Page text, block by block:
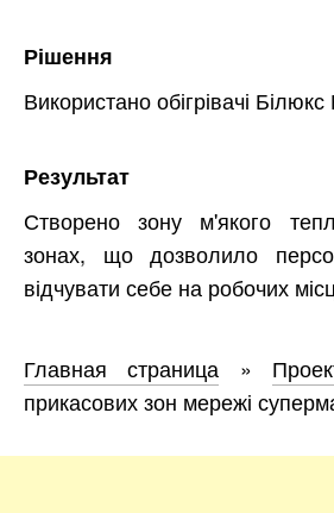
Рішення
Використано обігрівачі
Результат
Створено зону м'якого
зонах, що дозволило
відчувати себе на робочих
Главная страница »
прикасових зон мережі